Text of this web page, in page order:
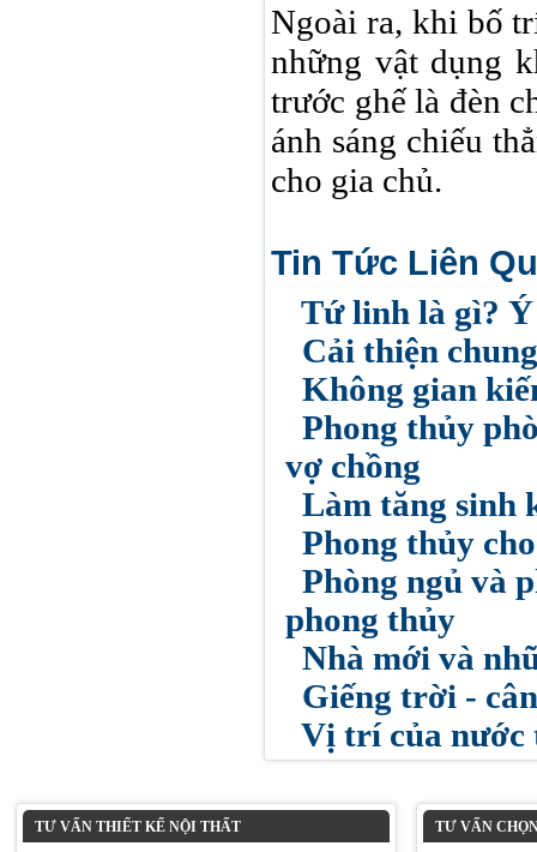
Ngoài ra, khi bố
những vật dụng
trước ghế là đèn
ánh sáng chiếu
cho gia chủ.
Tin Tức Liên
Tứ linh là gì?
Cải thiện
Không gian
Phong thủy
vợ chồng
Làm tăng sinh
Phong thủy
Phòng ngủ và
phong thủy
Nhà mới và
Giếng trời -
Vị trí của nước
TƯ VẤN THIẾT KẾ NỘI THẤT TƯ VẤN